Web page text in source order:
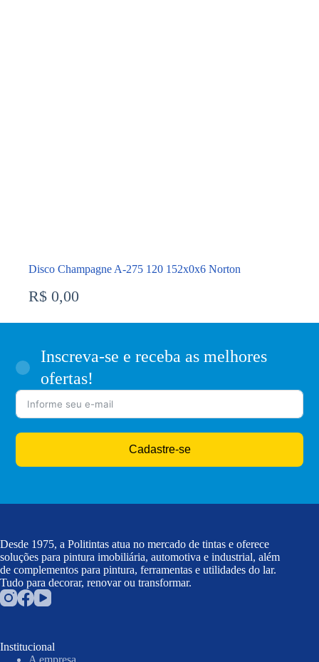
Disco Champagne A-275 120 152x0x6 Norton
R$ 0,00
Inscreva-se e receba as melhores
ofertas!
Cadastre-se
Desde 1975, a Politintas atua no mercado de tintas e oferece
soluções para pintura imobiliária, automotiva e industrial, além
de complementos para pintura, ferramentas e utilidades do lar.
Tudo para decorar, renovar ou transformar.
Institucional
A empresa